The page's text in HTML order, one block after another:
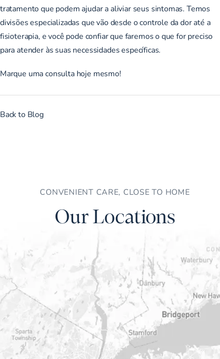
tratamento que podem ajudar a aliviar seus sintomas. Temos
divisões especializadas que vão desde o controle da dor até a
fisioterapia, e você pode confiar que faremos o que for preciso
para atender às suas necessidades específicas.
Marque uma consulta hoje mesmo!
Back to Blog
CONVENIENT CARE, CLOSE TO HOME
Our Locations